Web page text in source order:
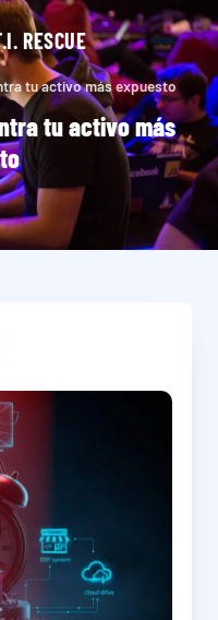
RESCUE
tu activo más expuesto
tu activo más